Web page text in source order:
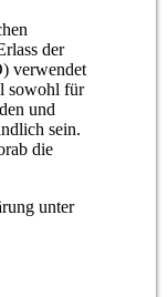
der
verwendet
sowohl für
und
sein.
die
unter